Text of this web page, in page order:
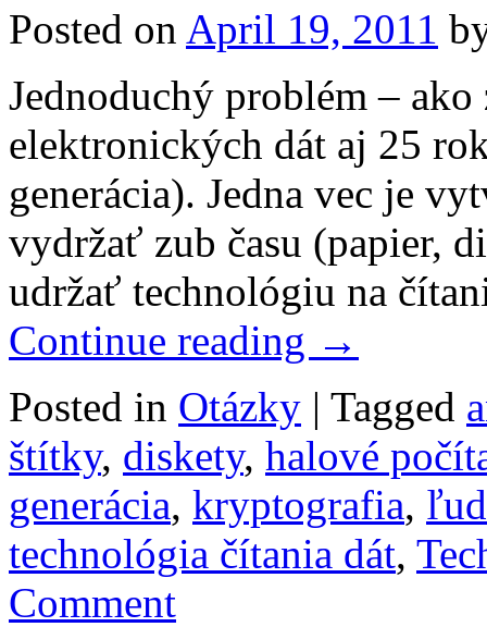
Posted on April 19, 2011
Jednoduchý problém –
elektronických dát aj 25
generácia). Jedna vec je
vydržať zub času (papier,
udržať technológiu na
Continue reading →
Posted in Otázky | Tagged
štítky, diskety, halové
generácia, kryptografia,
technológia čítania dát,
Comment